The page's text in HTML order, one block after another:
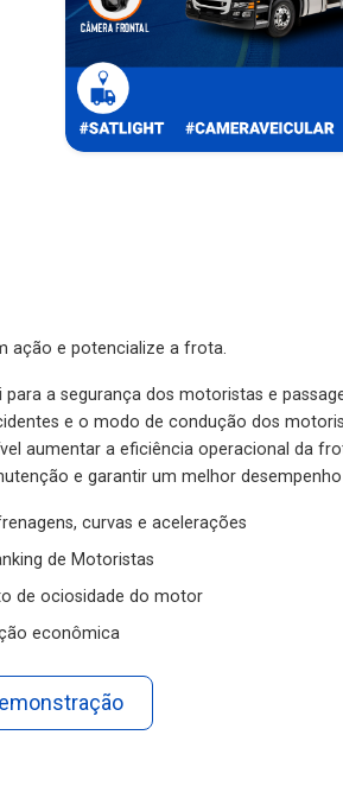
ação e potencialize a frota.
a segurança dos motoristas e
e o modo de condução dos
aumentar a eficiência operacional da
e garantir um melhor desempenho
curvas e acelerações
de Motoristas
de ociosidade do motor
econômica